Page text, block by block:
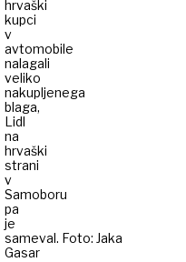
hrvaški
kupci
v
avtomobile
nalagali
veliko
nakupljenega
blaga,
Lidl
na
hrvaški
strani
v
Samoboru
pa
je
sameval. Foto: Jaka
Gasar